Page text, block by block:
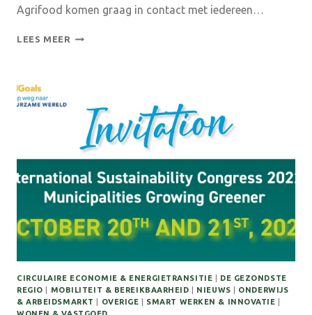
Agrifood komen graag in contact met iedereen…
LEES MEER SPREEKUREN
PROGRAMMATEAM
AGRIFOOD
PROVINCIE
GLD
CIRCULAIRE ECONOMIE & ENERGIETRANSITIE
DE GEZONDSTE
REGIO
MOBILITEIT & BEREIKBAARHEID NIEUWS
ONDERWIJS
& ARBEIDSMARKT
OVERIGE SMART WERKEN & INNOVATIE